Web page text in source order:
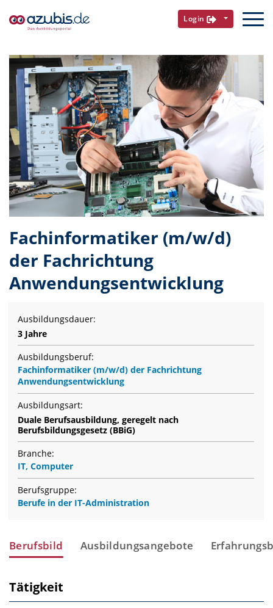
Login
Fachinformatiker (m/w/d)
der Fachrichtung
Anwendungsentwicklung
Ausbildungsdauer:
3 Jahre
Ausbildungsberuf:
Fachinformatiker (m/w/d) der Fachrichtung
Anwendungsentwicklung
Ausbildungsart:
Duale Berufsausbildung, geregelt nach
Berufsbildungsgesetz (BBiG)
Branche:
IT, Computer
Berufsgruppe:
Berufe in der IT-Administration
Berufsbild Ausbildungsangebote
Tätigkeit